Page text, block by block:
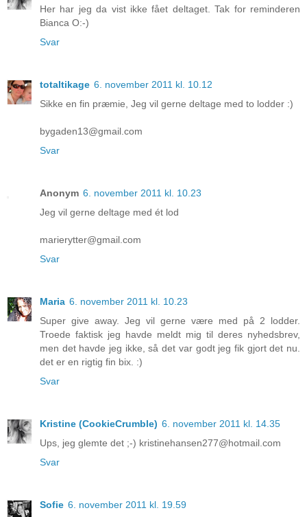
Her har jeg da vist ikke fået deltaget. Tak for reminderen
Bianca O:-)
Svar
totaltikage 6. november 2011 kl. 10.12
Sikke en fin præmie, Jeg vil gerne deltage med to lodder :)
bygaden13@gmail.com
Svar
Anonym 6. november 2011 kl. 10.23
Jeg vil gerne deltage med ét lod
marierytter@gmail.com
Svar
Maria 6. november 2011 kl. 10.23
Super give away. Jeg vil gerne være med på 2 lodder.
Troede faktisk jeg havde meldt mig til deres nyhedsbrev,
men det havde jeg ikke, så det var godt jeg fik gjort det nu.
det er en rigtig fin bix. :)
Svar
Kristine (CookieCrumble) 6. november 2011 kl. 14.35
Ups, jeg glemte det ;-) kristinehansen277@hotmail.com
Svar
Sofie 6. november 2011 kl. 19.59